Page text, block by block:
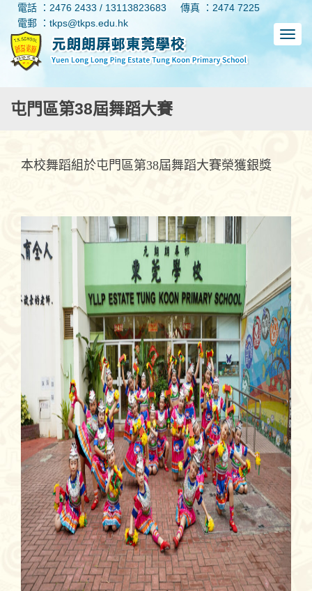
電話 ：2476 2433 / 13113823683
傳真 ：2474 7225
電郵 ：tkps@tkps.edu.hk
屯門區第38屆舞蹈大賽
本校舞蹈組於屯門區第38屆舞蹈大賽榮獲銀獎